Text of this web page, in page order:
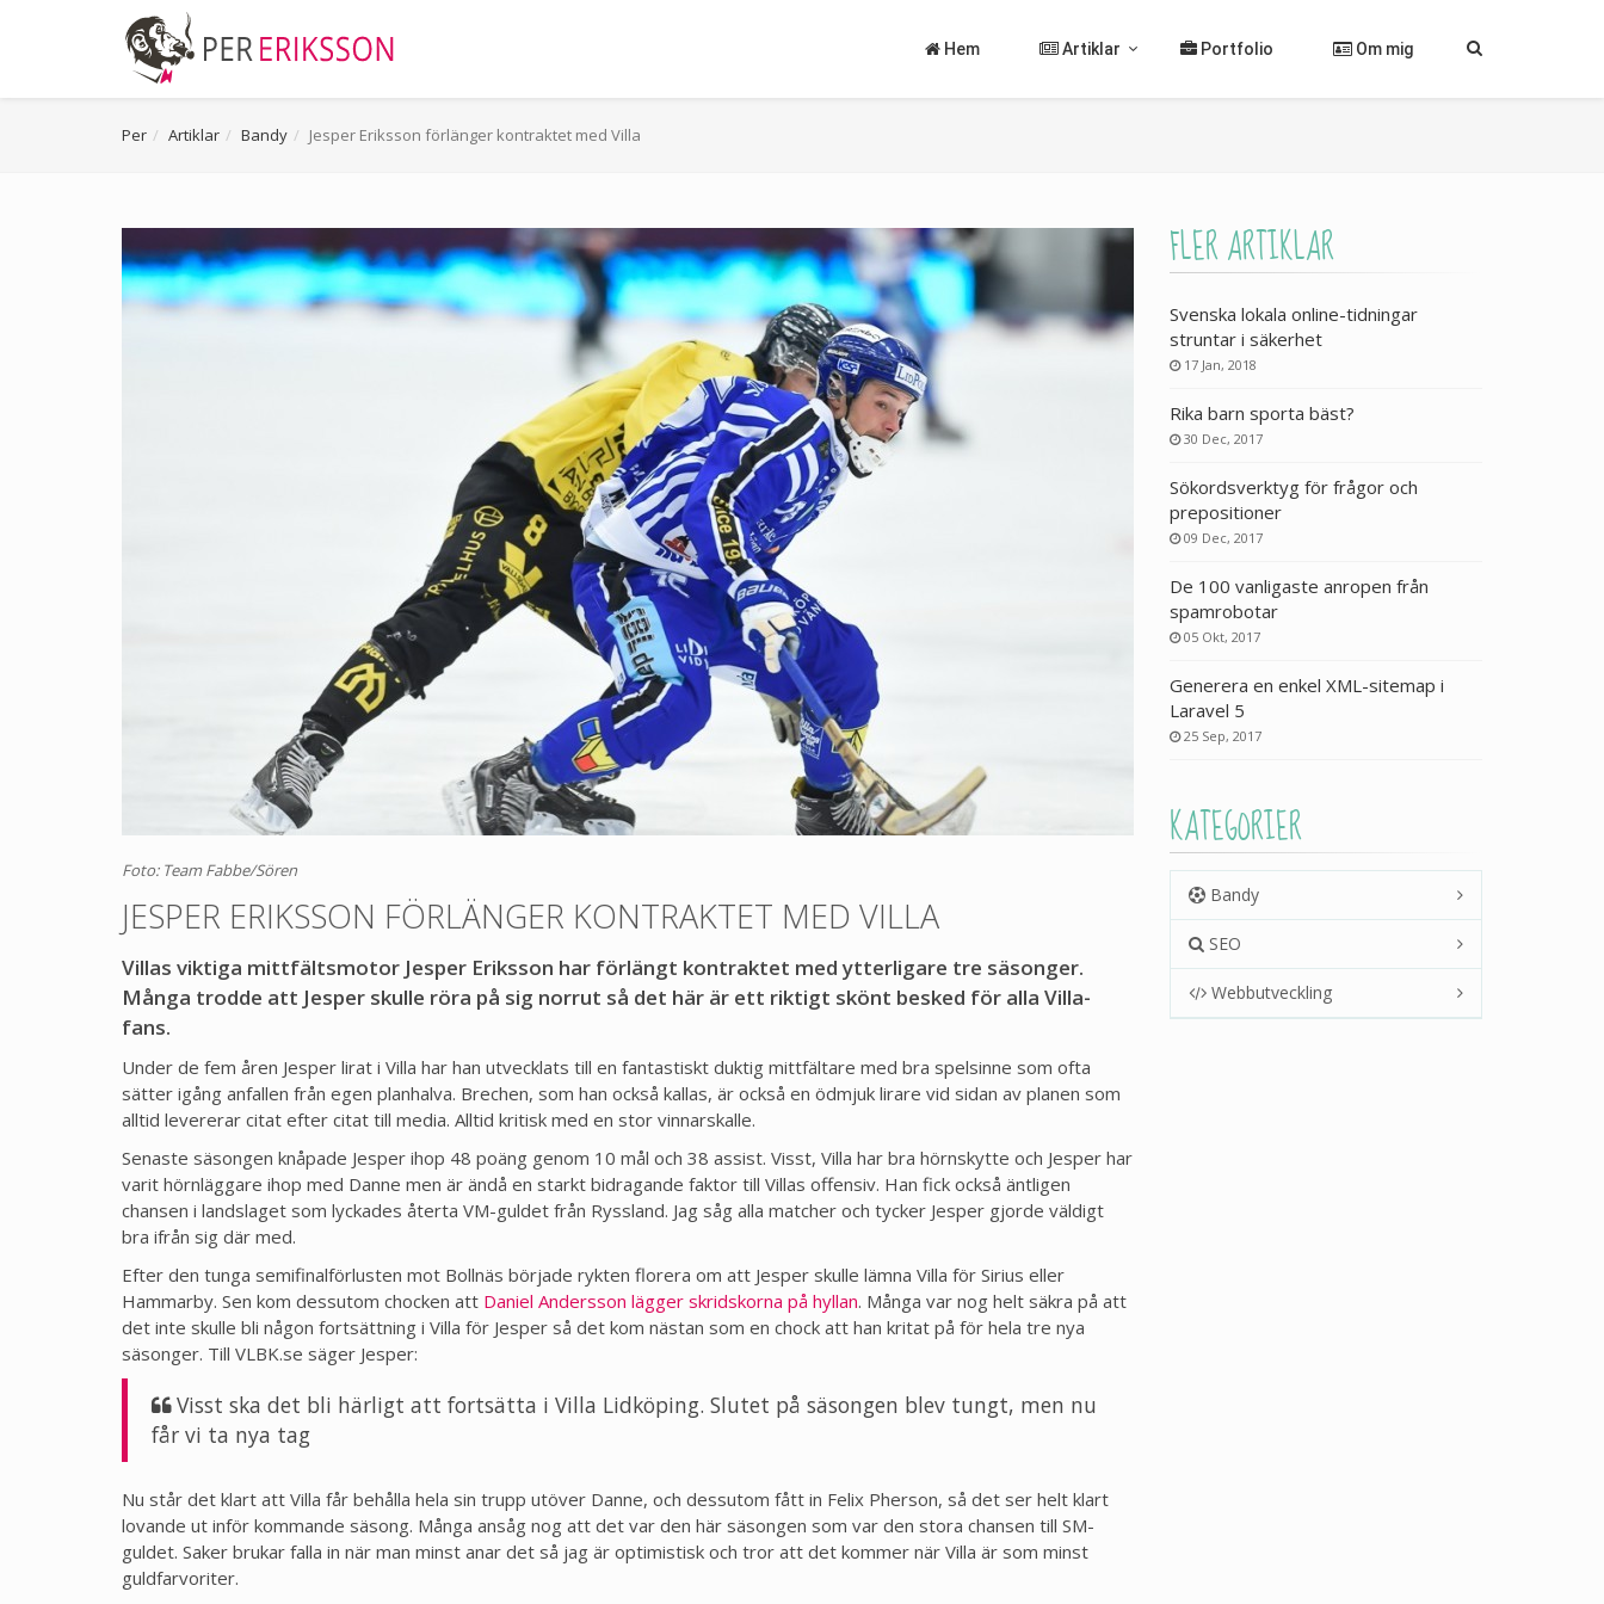
Hem Artiklar Portfolio Om mig
Per Artiklar Bandy Jesper Eriksson förlänger kontraktet med Villa
Foto: Team Fabbe/Sören
JESPER ERIKSSON FÖRLÄNGER KONTRAKTET MED VILLA
Villas viktiga mittfältsmotor Jesper Eriksson har förlängt kontraktet med ytterligare tre säsonger.
Många trodde att Jesper skulle röra på sig norrut så det här är ett riktigt skönt besked för alla Villa-
fans.
Under de fem åren Jesper lirat i Villa har han utvecklats till en fantastiskt duktig mittfältare med bra spelsinne som ofta
sätter igång anfallen från egen planhalva. Brechen, som han också kallas, är också en ödmjuk lirare vid sidan av planen som
alltid levererar citat efter citat till media. Alltid kritisk med en stor vinnarskalle.
Senaste säsongen knåpade Jesper ihop 48 poäng genom 10 mål och 38 assist. Visst, Villa har bra hörnskytte och Jesper har
varit hörnläggare ihop med Danne men är ändå en starkt bidragande faktor till Villas offensiv. Han fick också äntligen
chansen i landslaget som lyckades återta VM-guldet från Ryssland. Jag såg alla matcher och tycker Jesper gjorde väldigt
bra ifrån sig där med.
Efter den tunga semifinalförlusten mot Bollnäs började rykten florera om att Jesper skulle lämna Villa för Sirius eller
Hammarby. Sen kom dessutom chocken att Daniel Andersson lägger skridskorna på hyllan. Många var nog helt säkra på att
det inte skulle bli någon fortsättning i Villa för Jesper så det kom nästan som en chock att han kritat på för hela tre nya
säsonger. Till VLBK.se säger Jesper:
Visst ska det bli härligt att fortsätta i Villa Lidköping. Slutet på säsongen blev tungt, men nu
får vi ta nya tag
Nu står det klart att Villa får behålla hela sin trupp utöver Danne, och dessutom fått in Felix Pherson, så det ser helt klart
lovande ut inför kommande säsong. Många ansåg nog att det var den här säsongen som var den stora chansen till SM-
guldet. Saker brukar falla in när man minst anar det så jag är optimistisk och tror att det kommer när Villa är som minst
guldfarvoriter.
FLER ARTIKLAR
Svenska lokala online-tidningar
struntar i säkerhet
17 Jan, 2018
Rika barn sporta bäst?
30 Dec, 2017
Sökordsverktyg för frågor och
prepositioner
09 Dec, 2017
De 100 vanligaste anropen från
spamrobotar
05 Okt, 2017
Generera en enkel XML-sitemap i
Laravel 5
25 Sep, 2017
KATEGORIER
Bandy
SEO
Webbutveckling